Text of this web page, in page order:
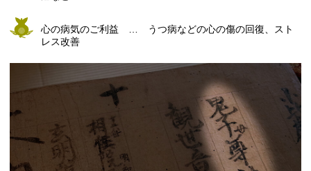
心の病気のご利益 … うつ病などの心の傷の回復、スト
レス改善